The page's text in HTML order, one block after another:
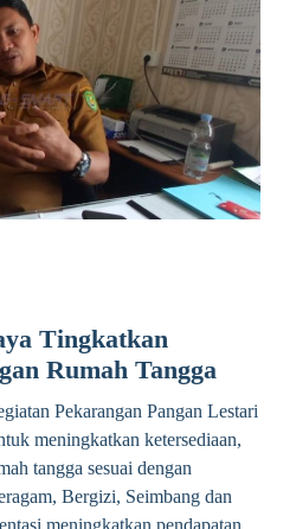
Tingkatkan
Rumah Tangga
Pekarangan Pangan Lestari
meningkatkan ketersediaan,
tangga sesuai dengan
Bergizi, Seimbang dan
meningkatkan pendapatan